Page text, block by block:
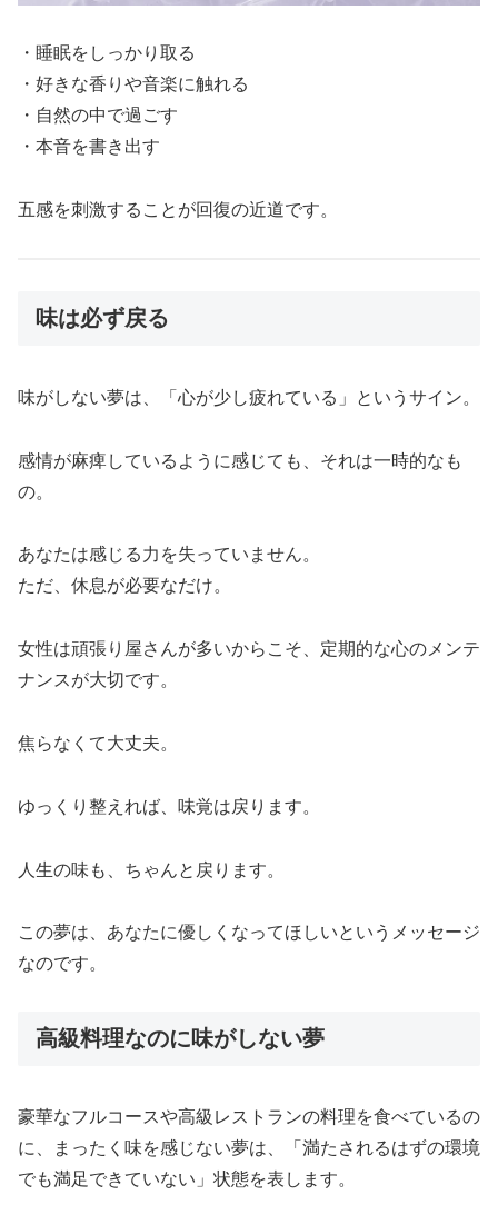
・睡眠をしっかり取る
・好きな香りや音楽に触れる
・自然の中で過ごす
・本音を書き出す
五感を刺激することが回復の近道です。
味は必ず戻る
味がしない夢は、「心が少し疲れている」というサイン。
感情が麻痺しているように感じても、それは一時的なも
の。
あなたは感じる力を失っていません。
ただ、休息が必要なだけ。
女性は頑張り屋さんが多いからこそ、定期的な心のメンテ
ナンスが大切です。
焦らなくて大丈夫。
ゆっくり整えれば、味覚は戻ります。
人生の味も、ちゃんと戻ります。
この夢は、あなたに優しくなってほしいというメッセージ
なのです。
高級料理なのに味がしない夢
豪華なフルコースや高級レストランの料理を食べているの
に、まったく味を感じない夢は、「満たされるはずの環境
でも満足できていない」状態を表します。